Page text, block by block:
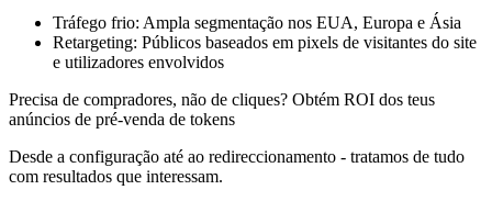
Tráfego frio: Ampla segmentação nos EUA, Europa e Ásia
Retargeting: Públicos baseados em pixels de visitantes do site
e utilizadores envolvidos
Precisa de compradores, não de cliques? Obtém ROI dos teus
anúncios de pré-venda de tokens
Desde a configuração até ao redireccionamento - tratamos de tudo
com resultados que interessam.